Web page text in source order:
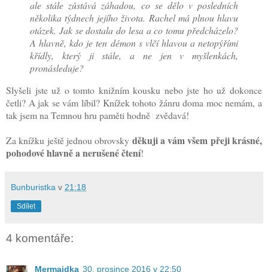
ale stále zůstává záhadou, co se dělo v posledních
několika týdnech jejího života. Rachel má plnou hlavu
otázek. Jak se dostala do lesa a co tomu předcházelo?
A hlavně, kdo je ten démon s vlčí hlavou a netopýřími
křídly, který ji stále, a ne jen v myšlenkách,
pronásleduje?
Slyšeli jste už o tomto knižním kousku nebo jste ho už dokonce
četli? A jak se vám líbil? Knížek tohoto žánru doma moc nemám, a
tak jsem na Temnou hru paměti hodně zvědavá!
Za knížku ještě jednou obrovsky děkuji a vám všem přeji krásné,
pohodové hlavně a nerušené čtení!
Bunburistka v 21:18
Sdílet
4 komentáře:
Mermaidka 30. prosince 2016 v 22:50